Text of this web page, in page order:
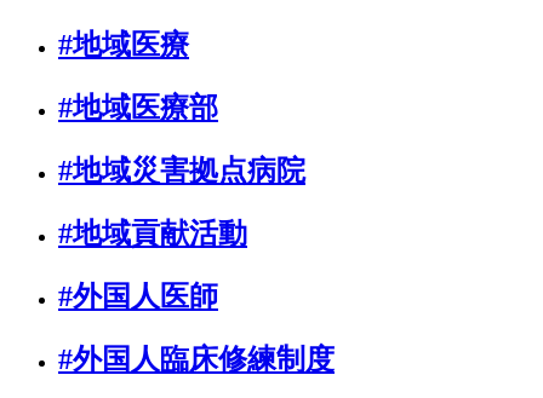
#地域医療
#地域医療部
#地域災害拠点病院
#地域貢献活動
#外国人医師
#外国人臨床修練制度